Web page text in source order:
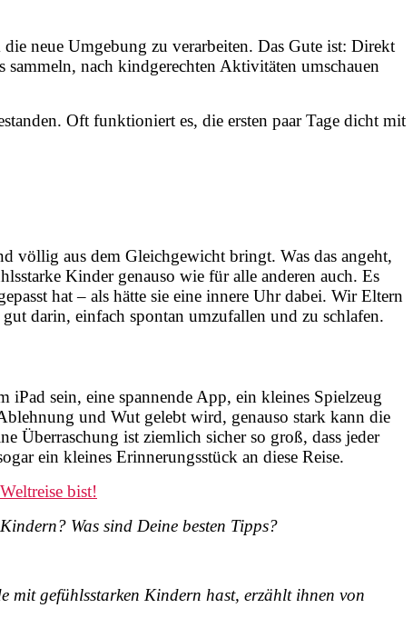
neue Umgebung zu verarbeiten. Das Gute ist: Direkt
nach kindgerechten Aktivitäten umschauen
Oft funktioniert es, die ersten paar Tage dicht mit
völlig aus dem Gleichgewicht bringt. Was das angeht,
Kinder genauso wie für alle anderen auch. Es
hat – als hätte sie eine innere Uhr dabei. Wir Eltern
darin, einfach spontan umzufallen und zu schlafen.
sein, eine spannende App, ein kleines Spielzeug
und Wut gelebt wird, genauso stark kann die
Überraschung ist ziemlich sicher so groß, dass jeder
ein kleines Erinnerungsstück an diese Reise.
bist!
Was sind Deine besten Tipps?
mit gefühlsstarken Kindern hast, erzählt ihnen von